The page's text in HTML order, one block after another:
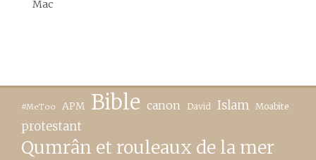
Mac
#MeToo APM Bible canon David Islam Moabite
protestant
Qumrân et rouleaux de la mer